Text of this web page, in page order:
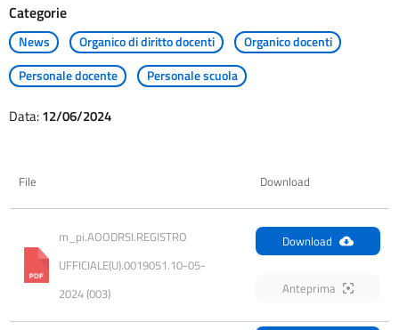
Categorie
News Organico di diritto docenti
Organico docenti
Personale docente
Personale scuola
Data:12/06/2024
File Download
m_pi.AOODRSI.REGISTRO
UFFICIALE(U).0019051.10-05-
2024 (003)
Download
Anteprima